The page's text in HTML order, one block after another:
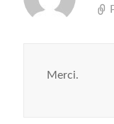
Merci.